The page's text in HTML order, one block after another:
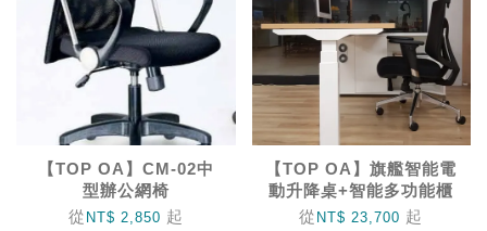
【TOP OA】CM-02中
型辦公網椅
從 NT$ 2,850 起
【TOP OA】旗艦智能電
動升降桌+智能多功能櫃
從 NT$ 23,700 起